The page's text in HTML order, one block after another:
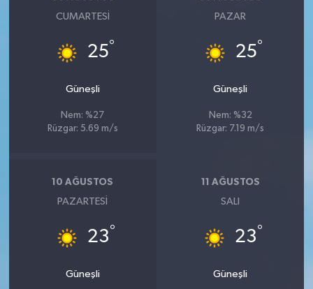
CUMARTESI
25°
Güneşli
Nem: %27
Rüzgar: 5.69 m/s
PAZAR
25°
Güneşli
Nem: %32
Rüzgar: 7.19 m/s
10 AĞUSTOS
PAZARTESI
23°
Güneşli
11 AĞUSTOS
SALI
23°
Güneşli